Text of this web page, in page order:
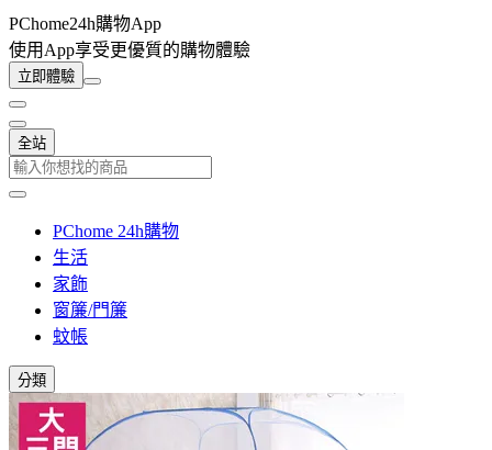
PChome24h購物App
使用App享受更優質的購物體驗
立即體驗
全站
PChome 24h購物
生活
家飾
窗簾/門簾
蚊帳
分類